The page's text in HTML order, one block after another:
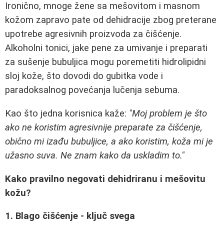
Ironično, mnoge žene sa mešovitom i masnom
kožom zapravo pate od dehidracije zbog preterane
upotrebe agresivnih proizvoda za čišćenje.
Alkoholni tonici, jake pene za umivanje i preparati
za sušenje bubuljica mogu poremetiti hidrolipidni
sloj kože, što dovodi do gubitka vode i
paradoksalnog povećanja lučenja sebuma.
Kao što jedna korisnica kaže: "Moj problem je što
ako ne koristim agresivnije preparate za čišćenje,
obično mi izađu bubuljice, a ako koristim, koža mi je
užasno suva. Ne znam kako da uskladim to."
Kako pravilno negovati dehidriranu i mešovitu
kožu?
1. Blago čišćenje - ključ svega